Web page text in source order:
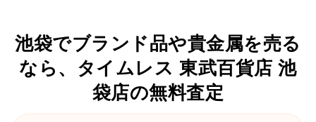
池袋でブランド品や貴金属を売る
なら、タイムレス 東武百貨店 池
袋店の無料査定